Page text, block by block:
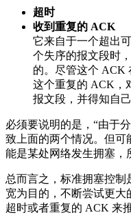
超时
收到重复的 ACK
它来自于一个超出
个失序的报文段时
的。尽管这个 ACK
这个重复的 ACK，
报文段，并得知自
必须要说明的是，“由于
致上面的两个情况。但可
能是某处网络发生拥塞，
总而言之，标准拥塞控
宽为目的，不断尝试更大
超时或者重复的 ACK 来